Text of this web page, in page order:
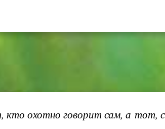
охотно говорит сам, а тот, с